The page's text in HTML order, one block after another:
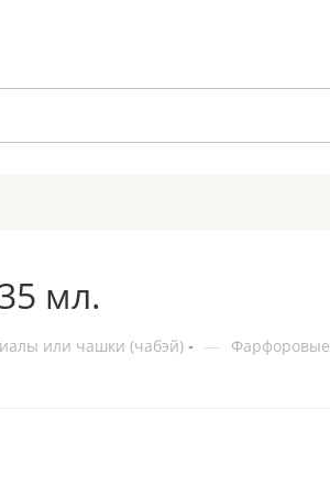
мл.
или чашки (чабэй) — Фарфоровые